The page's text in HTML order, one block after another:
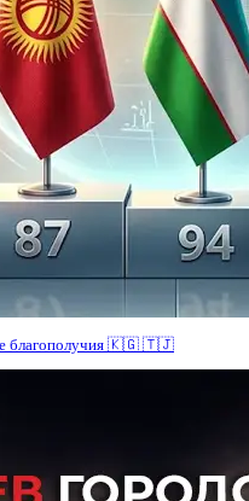
благополучия 🇰🇬 🇹🇯